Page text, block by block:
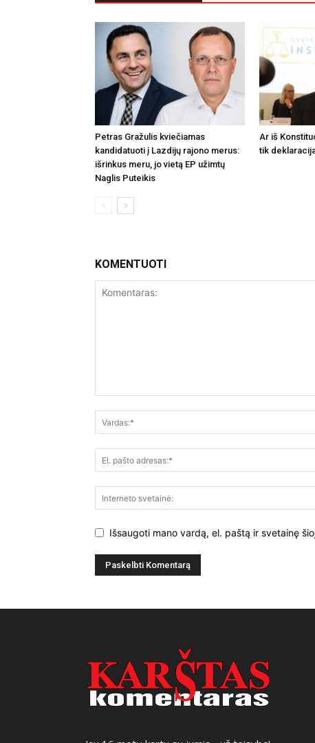
Petras Gražulis kviečiamas
kandidatuoti į Lazdijų rajono merus:
išrinkus meru, jo vietą EP užimtų
Naglis Puteikis
Ar iš
tik
KOMENTUOTI
Išsaugoti mano vardą, el. paštą ir svetainę